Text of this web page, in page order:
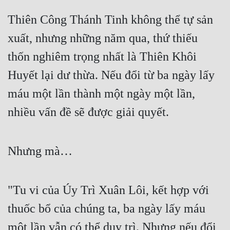
Dị Giới
Dị Năng
Gia Đấu
Góc Nhìn Nữ
Huyền Nghi
Huyền Ảo
Thiên Công Thánh Tinh không thể tự sản
xuất, nhưng những năm qua, thứ thiếu
thốn nghiêm trọng nhất là Thiên Khôi
Huyết lại dư thừa. Nếu đổi từ ba ngày lấy
máu một lần thành một ngày một lần,
nhiều vấn đề sẽ được giải quyết.
Nhưng mà…
"Tu vi của Úy Trì Xuân Lôi, kết hợp với
thuốc bổ của chúng ta, ba ngày lấy máu
một lần vẫn có thể duy trì. Nhưng nếu đổi